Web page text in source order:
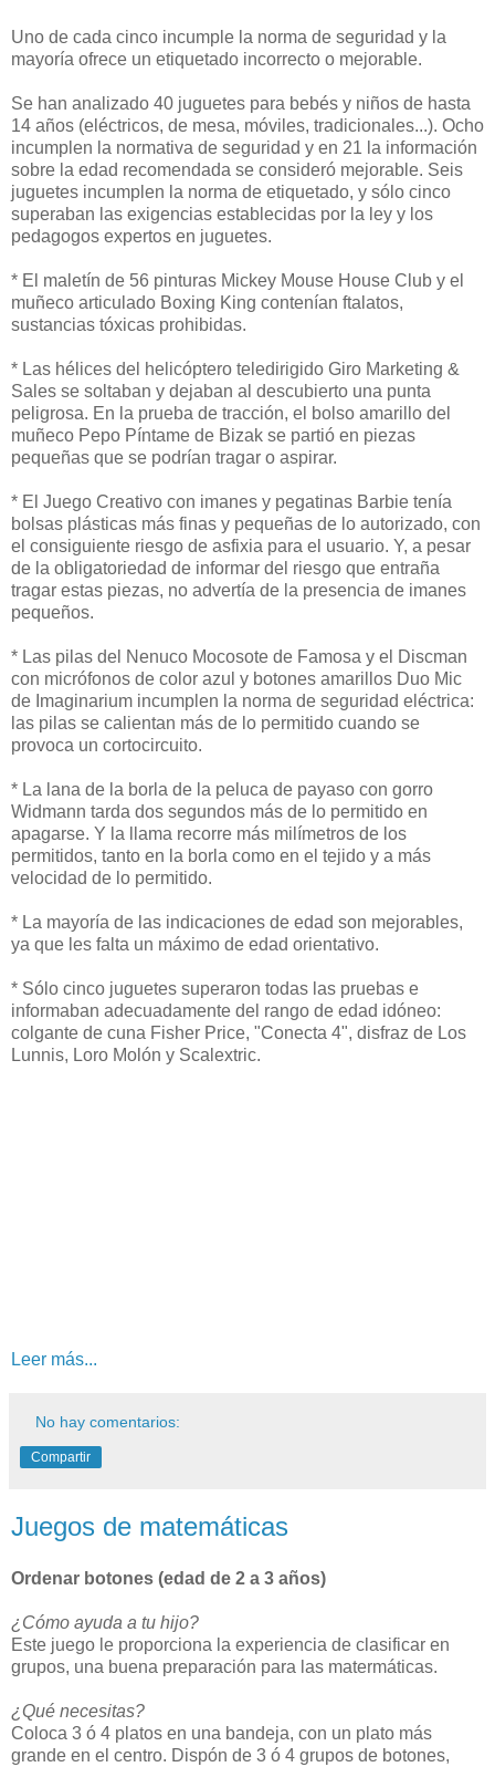
Uno de cada cinco incumple la norma de seguridad y la
mayoría ofrece un etiquetado incorrecto o mejorable.
Se han analizado 40 juguetes para bebés y niños de hasta
14 años (eléctricos, de mesa, móviles, tradicionales...). Ocho
incumplen la normativa de seguridad y en 21 la información
sobre la edad recomendada se consideró mejorable. Seis
juguetes incumplen la norma de etiquetado, y sólo cinco
superaban las exigencias establecidas por la ley y los
pedagogos expertos en juguetes.
* El maletín de 56 pinturas Mickey Mouse House Club y el
muñeco articulado Boxing King contenían ftalatos,
sustancias tóxicas prohibidas.
* Las hélices del helicóptero teledirigido Giro Marketing &
Sales se soltaban y dejaban al descubierto una punta
peligrosa. En la prueba de tracción, el bolso amarillo del
muñeco Pepo Píntame de Bizak se partió en piezas
pequeñas que se podrían tragar o aspirar.
* El Juego Creativo con imanes y pegatinas Barbie tenía
bolsas plásticas más finas y pequeñas de lo autorizado, con
el consiguiente riesgo de asfixia para el usuario. Y, a pesar
de la obligatoriedad de informar del riesgo que entraña
tragar estas piezas, no advertía de la presencia de imanes
pequeños.
* Las pilas del Nenuco Mocosote de Famosa y el Discman
con micrófonos de color azul y botones amarillos Duo Mic
de Imaginarium incumplen la norma de seguridad eléctrica:
las pilas se calientan más de lo permitido cuando se
provoca un cortocircuito.
* La lana de la borla de la peluca de payaso con gorro
Widmann tarda dos segundos más de lo permitido en
apagarse. Y la llama recorre más milímetros de los
permitidos, tanto en la borla como en el tejido y a más
velocidad de lo permitido.
* La mayoría de las indicaciones de edad son mejorables,
ya que les falta un máximo de edad orientativo.
* Sólo cinco juguetes superaron todas las pruebas e
informaban adecuadamente del rango de edad idóneo:
colgante de cuna Fisher Price, "Conecta 4", disfraz de Los
Lunnis, Loro Molón y Scalextric.
Leer más...
No hay comentarios:
Compartir
Juegos de matemáticas
Ordenar botones (edad de 2 a 3 años)
¿Cómo ayuda a tu hijo?
Este juego le proporciona la experiencia de clasificar en
grupos, una buena preparación para las matermáticas.
¿Qué necesitas?
Coloca 3 ó 4 platos en una bandeja, con un plato más
grande en el centro. Dispón de 3 ó 4 grupos de botones,